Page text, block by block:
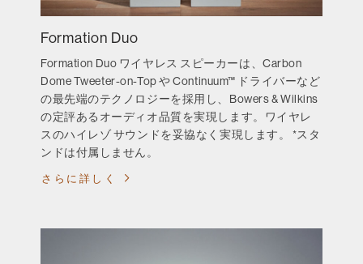
Formation Duo
Formation Duo ワイヤレス スピーカーは、Carbon
Dome Tweeter-on-Top や Continuum™ ドライバーなど
の最先端のテクノロジーを採用し、Bowers & Wilkins
の定評あるオーディオ品質を実現します。ワイヤレ
スのハイレゾ サウンドを妥協なく実現します。 *スタ
ンドは付属しません。
さらに詳しく